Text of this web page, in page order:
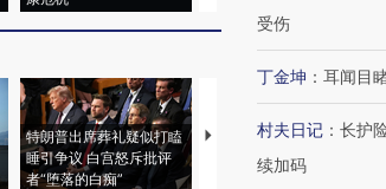
特朗普出席葬礼疑似打瞌
睡引争议 白宫怒斥批评
者“堕落的白痴”
视线｜全球最热百城独占
97个 印度如何熬过48°C
受伤
丁金坤 ： 耳闻目
村夫日记 ： 长护
续加码